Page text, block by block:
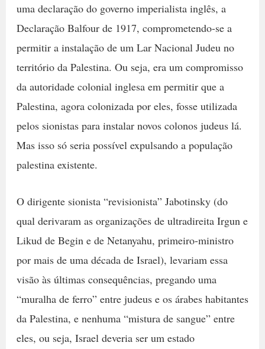
uma declaração do governo imperialista inglês, a
Declaração Balfour de 1917, comprometendo-se a
permitir a instalação de um Lar Nacional Judeu no
território da Palestina. Ou seja, era um compromisso
da autoridade colonial inglesa em permitir que a
Palestina, agora colonizada por eles, fosse utilizada
pelos sionistas para instalar novos colonos judeus lá.
Mas isso só seria possível expulsando a população
palestina existente.
O dirigente sionista “revisionista” Jabotinsky (do
qual derivaram as organizações de ultradireita Irgun e
Likud de Begin e de Netanyahu, primeiro-ministro
por mais de uma década de Israel), levariam essa
visão às últimas consequências, pregando uma
“muralha de ferro” entre judeus e os árabes habitantes
da Palestina, e nenhuma “mistura de sangue” entre
eles, ou seja, Israel deveria ser um estado